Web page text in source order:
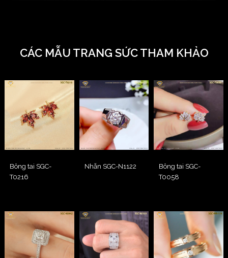
CÁC MẪU TRANG SỨC THAM KHẢO
Bông tai SGC-
T0216
Nhẫn SGC-N1122
Bông tai SGC-
T0058